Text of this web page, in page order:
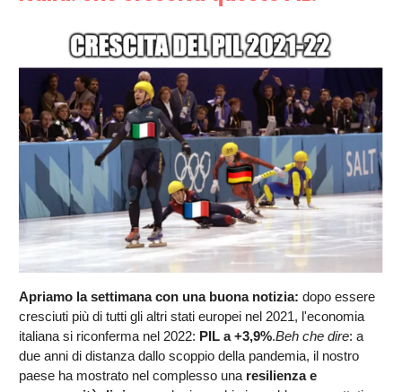
Apriamo la settimana con una buona notizia: dopo essere
cresciuti più di tutti gli altri stati europei nel 2021, l'economia
italiana si riconferma nel 2022: PIL a +3,9%.Beh che dire: a
due anni di distanza dallo scoppio della pandemia, il nostro
paese ha mostrato nel complesso una resilienza e